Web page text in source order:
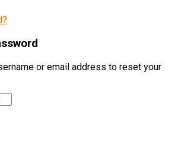
or email address to reset your